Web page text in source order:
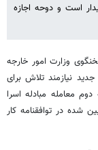
است و دوحه اجازه
وزارت امور خارجه
نیازمند تلاش برای
معامله مبادله اسرا
شده در توافقنامه کار